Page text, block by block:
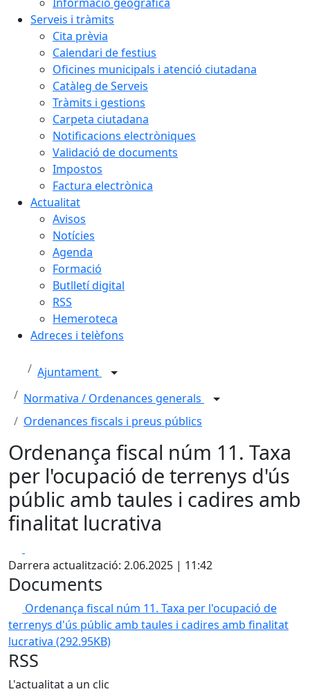
Serveis i tràmits
Cita prèvia
Calendari de festius
Oficines municipals i atenció ciutadana
Catàleg de Serveis
Tràmits i gestions
Carpeta ciutadana
Notificacions electròniques
Validació de documents
Impostos
Factura electrònica
Actualitat
Avisos
Notícies
Agenda
Formació
Butlletí digital
RSS
Hemeroteca
Adreces i telèfons
Ajuntament
Normativa / Ordenances generals
Ordenances fiscals i preus públics
Ordenança fiscal núm 11. Taxa
per l'ocupació de terrenys d'ús
públic amb taules i cadires amb
finalitat lucrativa
Darrera actualització: 2.06.2025 | 11:42
Documents
Ordenança fiscal núm 11. Taxa per l'ocupació de
terrenys d'ús públic amb taules i cadires amb finalitat
lucrativa (292.95KB)
RSS
L'actualitat a un clic